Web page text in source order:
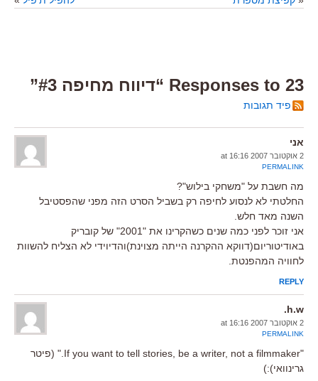
23 Responses to “דיווח מחיפה #3”
פיד תגובות
אני
2 אוקטובר 2007 at 16:16
PERMALINK
מה חשבת על "משחקי בילוש"?
החלטתי לא לנסוע לחיפה רק בשביל הסרט הזה מפני שהפסטיבל
השנה מאד חלש.
אני זוכר לפני כמה שנים כשהקרינו את "2001" של קובריק
באודיטוריום(דווקא ההקרנה הייתה מצוינת)והדיוידי לא הצליח להשוות
לחוויה המהפנטת.
REPLY
h.w.
2 אוקטובר 2007 at 16:16
PERMALINK
"If you want to tell stories, be a writer, not a filmmaker." (פיטר
גרינוואי):)